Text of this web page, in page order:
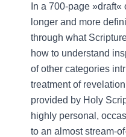
In a 700-page
longer and more
through what
how to understand
of other categories
treatment of
provided by Holy
highly personal,
to an almost stream-